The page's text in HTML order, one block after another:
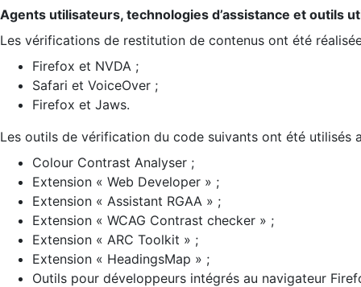
Agents utilisateurs, technologies d’assistance et outils
Les vérifications de restitution de contenus ont été
Firefox et NVDA ;
Safari et VoiceOver ;
Firefox et Jaws.
Les outils de vérification du code suivants ont été utilisés
Colour Contrast Analyser ;
Extension « Web Developer » ;
Extension « Assistant RGAA » ;
Extension « WCAG Contrast checker » ;
Extension « ARC Toolkit » ;
Extension « HeadingsMap » ;
Outils pour développeurs intégrés au navigateur